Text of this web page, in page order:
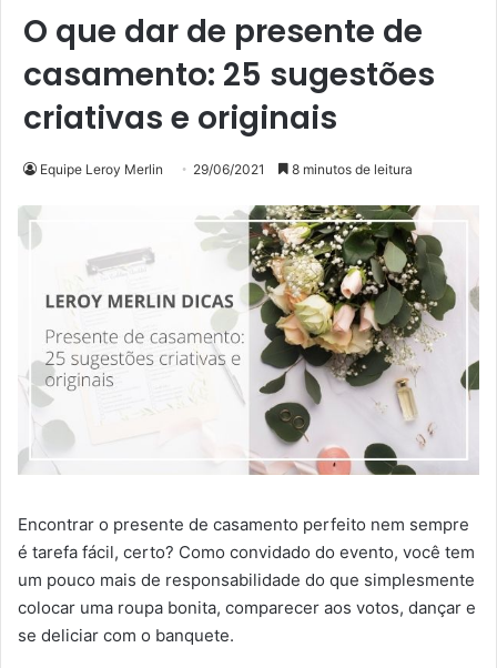
O que dar de presente de
casamento: 25 sugestões
criativas e originais
Equipe Leroy Merlin 29/06/2021 8 minutos de leitura
Encontrar o presente de casamento perfeito nem sempre
é tarefa fácil, certo? Como convidado do evento, você tem
um pouco mais de responsabilidade do que simplesmente
colocar uma roupa bonita, comparecer aos votos, dançar e
se deliciar com o banquete.